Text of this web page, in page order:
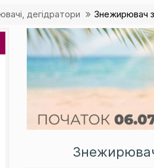
дегідратори Знежирювач